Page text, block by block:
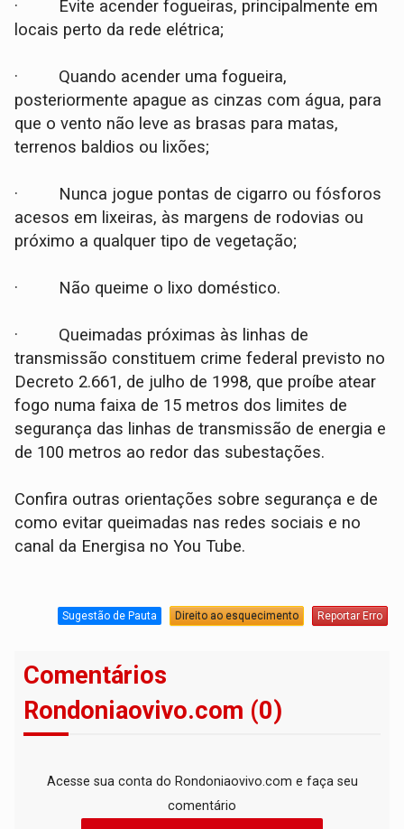
· Evite acender fogueiras, principalmente em
locais perto da rede elétrica;
· Quando acender uma fogueira,
posteriormente apague as cinzas com água, para
que o vento não leve as brasas para matas,
terrenos baldios ou lixões;
· Nunca jogue pontas de cigarro ou fósforos
acesos em lixeiras, às margens de rodovias ou
próximo a qualquer tipo de vegetação;
· Não queime o lixo doméstico.
· Queimadas próximas às linhas de
transmissão constituem crime federal previsto no
Decreto 2.661, de julho de 1998, que proíbe atear
fogo numa faixa de 15 metros dos limites de
segurança das linhas de transmissão de energia e
de 100 metros ao redor das subestações.
Confira outras orientações sobre segurança e de
como evitar queimadas nas redes sociais e no
canal da Energisa no You Tube.
Sugestão de Pauta Direito ao esquecimento Reportar Erro
Comentários
Rondoniaovivo.com (0)
Acesse sua conta do Rondoniaovivo.com e faça seu
comentário